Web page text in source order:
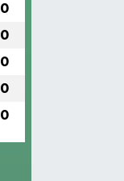
0
0
0
0
0